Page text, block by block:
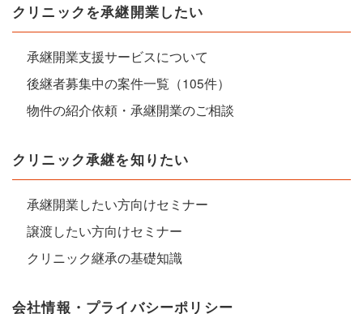
クリニックを承継開業したい
承継開業支援サービスについて
後継者募集中の案件一覧（105件）
物件の紹介依頼・承継開業のご相談
クリニック承継を知りたい
承継開業したい方向けセミナー
譲渡したい方向けセミナー
クリニック継承の基礎知識
会社情報・プライバシーポリシー